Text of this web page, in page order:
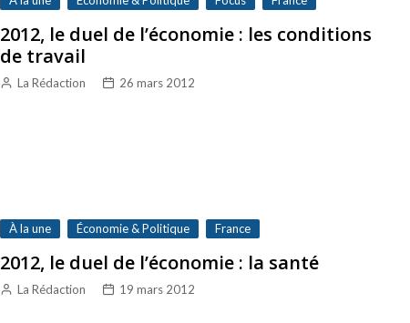
2012, le duel de l’économie : les conditions
de travail
La Rédaction 26 mars 2012
À la une Économie & Politique France
2012, le duel de l’économie : la santé
La Rédaction 19 mars 2012